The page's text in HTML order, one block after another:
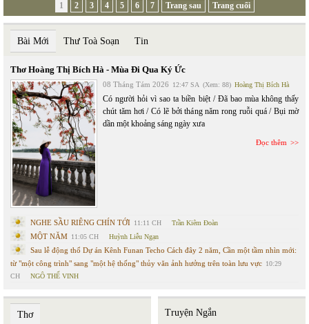
1 2 3 4 5 6 7 Trang sau Trang cuối
Bài Mới Thư Toà Soạn Tin
Thơ Hoàng Thị Bích Hà - Mùa Đi Qua Ký Ức
08 Tháng Tám 2026 12:47 SA (Xem: 88) Hoàng Thị Bích Hà
Có người hỏi vì sao ta biền biệt / Đã bao mùa không thấy
chút tăm hơi / Có lẽ bởi tháng năm rong ruỗi quá / Bụi mờ
dần một khoảng sáng ngày xưa
Đọc thêm
NGHE SẦU RIÊNG CHÍN TỚI 11:11 CH Trần Kiêm Đoàn
MỘT NĂM 11:05 CH Huỳnh Liễu Ngạn
Sau lễ động thổ Dự án Kênh Funan Techo Cách đây 2 năm, Cần một tầm nhìn mới:
từ "một công trình" sang "một hệ thống" thủy văn ảnh hưởng trên toàn lưu vực 10:29
CH
NGÔ THẾ VINH
Thơ Truyện Ngắn